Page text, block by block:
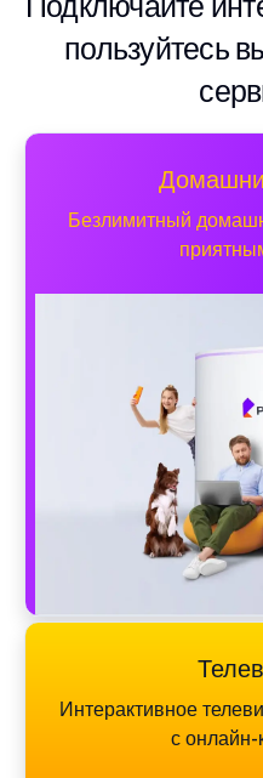
пользуйтесь
Безлимитный
Интерактивное
с онлайн-